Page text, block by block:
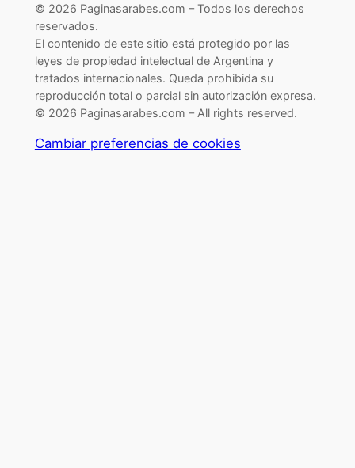
© 2026 Paginasarabes.com – Todos los derechos
reservados.
El contenido de este sitio está protegido por las
leyes de propiedad intelectual de Argentina y
tratados internacionales. Queda prohibida su
reproducción total o parcial sin autorización expresa.
© 2026 Paginasarabes.com – All rights reserved.
Cambiar preferencias de cookies